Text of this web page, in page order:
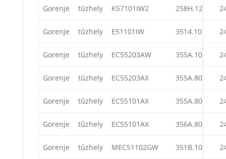
Gorenje tűzhely K57101IW2 258H.12
Gorenje tűzhely E51101IW 3514.10
Gorenje tűzhely EC55203AW 355A.10
Gorenje tűzhely EC55203AX 355A.80
Gorenje tűzhely EC55101AX 355A.80
Gorenje tűzhely EC55101AX 356A.80
Gorenje tűzhely MEC51102GW 351B.10